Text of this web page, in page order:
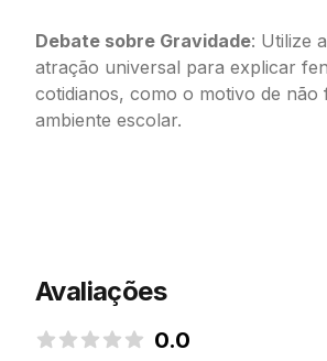
Debate sobre Gravidade: Utilize
atração universal para explicar
cotidianos, como o motivo de não
ambiente escolar.
Avaliações
0.0